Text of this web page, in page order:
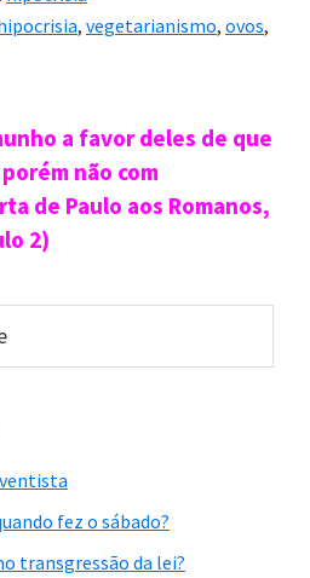
, vegetarianismo, ovos,
a favor deles de que
não com
de Paulo aos Romanos,
2)
fez o sábado?
transgressão da lei?